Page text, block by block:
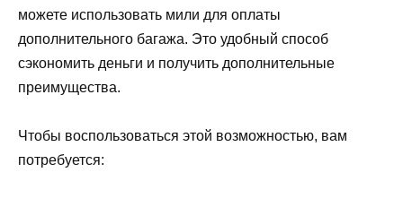
можете использовать мили для оплаты
дополнительного багажа. Это удобный способ
сэкономить деньги и получить дополнительные
преимущества.
Чтобы воспользоваться этой возможностью, вам
потребуется: